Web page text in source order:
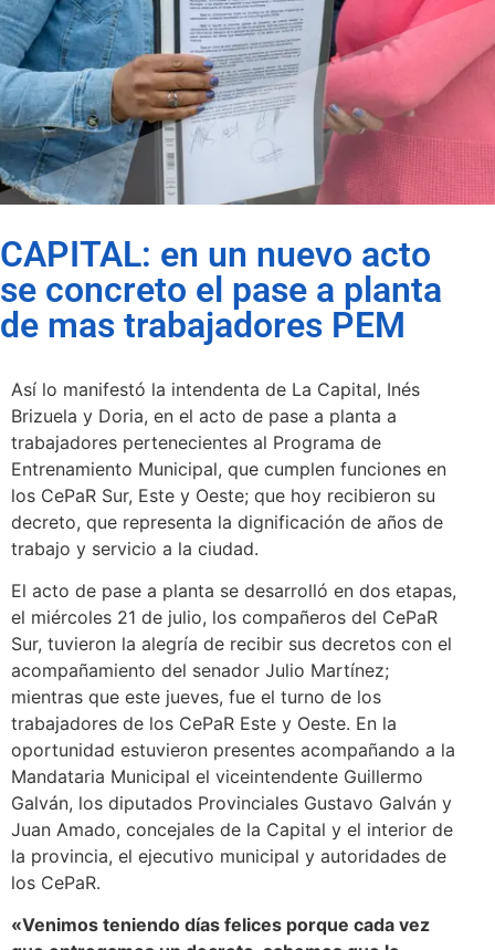
CAPITAL: en un nuevo acto
se concreto el pase a planta
de mas trabajadores PEM
Así lo manifestó la intendenta de La Capital, Inés
Brizuela y Doria, en el acto de pase a planta a
trabajadores pertenecientes al Programa de
Entrenamiento Municipal, que cumplen funciones en
los CePaR Sur, Este y Oeste; que hoy recibieron su
decreto, que representa la dignificación de años de
trabajo y servicio a la ciudad.
El acto de pase a planta se desarrolló en dos etapas,
el miércoles 21 de julio, los compañeros del CePaR
Sur, tuvieron la alegría de recibir sus decretos con el
acompañamiento del senador Julio Martínez;
mientras que este jueves, fue el turno de los
trabajadores de los CePaR Este y Oeste. En la
oportunidad estuvieron presentes acompañando a la
Mandataria Municipal el viceintendente Guillermo
Galván, los diputados Provinciales Gustavo Galván y
Juan Amado, concejales de la Capital y el interior de
la provincia, el ejecutivo municipal y autoridades de
los CePaR.
«Venimos teniendo días felices porque cada vez